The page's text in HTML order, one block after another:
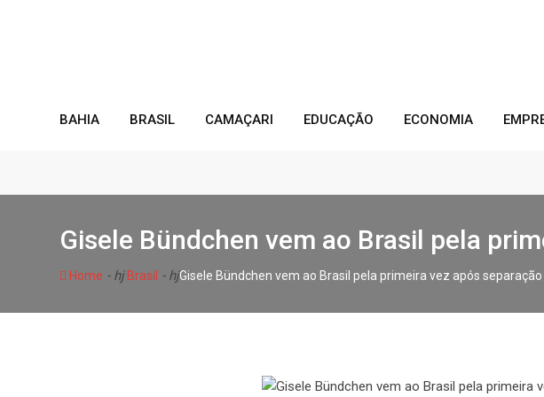
BAHIA BRASIL CAMAÇARI EDUCAÇÃO ECONOMIA
Gisele Bündchen vem ao Brasil pela
Home - hjBrasil - hjGisele Bündchen vem ao Brasil pela primeira vez após separação